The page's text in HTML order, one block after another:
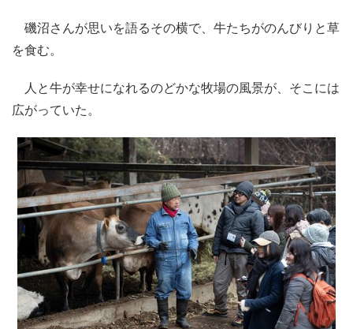
磯沼さんが思いを語るその横で、牛たちがのんびりと草
を食む。
人と牛が幸せになれるのどかな牧場の風景が、そこには
広がっていた。